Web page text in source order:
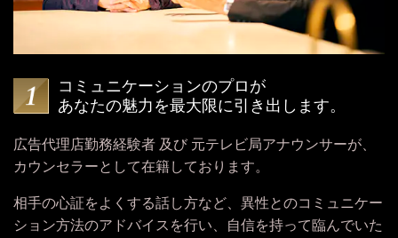
コミュニケーションのプロが
あなたの魅力を最大限に引き出します。
広告代理店勤務経験者 及び 元テレビ局アナウンサーが、
カウンセラーとして在籍しております。
相手の心証をよくする話し方など、異性とのコミュニケー
ション方法のアドバイスを行い、自信を持って臨んでいた